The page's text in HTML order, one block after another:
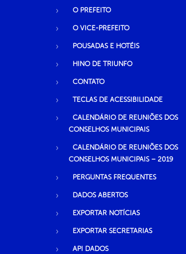
O PREFEITO
O VICE-PREFEITO
POUSADAS E HOTÉIS
HINO DE TRIUNFO
CONTATO
TECLAS DE ACESSIBILIDADE
CALENDÁRIO DE REUNIÕES DOS
CONSELHOS MUNICIPAIS
CALENDÁRIO DE REUNIÕES DOS
CONSELHOS MUNICIPAIS – 2019
PERGUNTAS FREQUENTES
DADOS ABERTOS
EXPORTAR NOTÍCIAS
EXPORTAR SECRETARIAS
API DADOS